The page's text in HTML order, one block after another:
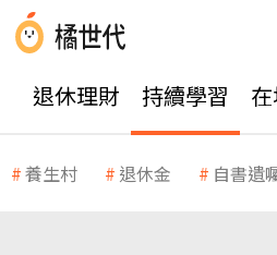
退休理財 持續學習
養生村 退休金 自書遺